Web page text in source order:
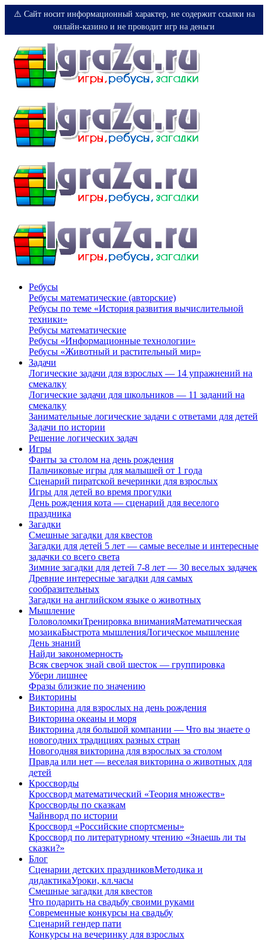
⚠️ Сайт носит информационный характер, не содержит ссылки на
онлайн-казино и не проводит игр на деньги
Ребусы
Ребусы математические (авторские)
Ребусы по теме «История развития вычислительной
техники»
Ребусы математические
Ребусы «Информационные технологии»
Ребусы «Животный и растительный мир»
Задачи
Логические задачи для взрослых — 14 упражнений на
смекалку
Логические задачи для школьников — 11 заданий на
смекалку
Занимательные логические задачи с ответами для детей
Задачи по истории
Решение логических задач
Игры
Фанты за столом на день рождения
Пальчиковые игры для малышей от 1 года
Сценарий пиратской вечеринки для взрослых
Игры для детей во время прогулки
День рождения кота — сценарий для веселого
праздника
Загадки
Смешные загадки для квестов
Загадки для детей 5 лет — самые веселые и интересные
задачки со всего света
Зимние загадки для детей 7-8 лет — 30 веселых задачек
Древние интересные загадки для самых
сообразительных
Загадки на английском языке о животных
Мышление
ГоловоломкиТренировка вниманияМатематическая
мозаикаБыстрота мышленияЛогическое мышление
День знаний
Найди закономерность
Всяк сверчок знай свой шесток — группировка
Убери лишнее
Фразы близкие по значению
Викторины
Викторина для взрослых на день рождения
Викторина океаны и моря
Викторина для большой компании — Что вы знаете о
новогодних традициях разных стран
Новогодняя викторина для взрослых за столом
Правда или нет — веселая викторина о животных для
детей
Кроссворды
Кроссворд математический «Теория множеств»
Кроссворды по сказкам
Чайнворд по истории
Кроссворд «Российские спортсмены»
Кроссворд по литературному чтению «Знаешь ли ты
сказки?»
Блог
Сценарии детских праздниковМетодика и
дидактикаУроки, кл.часы
Смешные загадки для квестов
Что подарить на свадьбу своими руками
Современные конкурсы на свадьбу
Сценарий гендер пати
Конкурсы на вечеринку для взрослых